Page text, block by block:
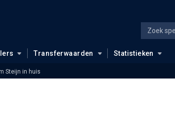
Transferwaarden Statistieken
Steijn in huis